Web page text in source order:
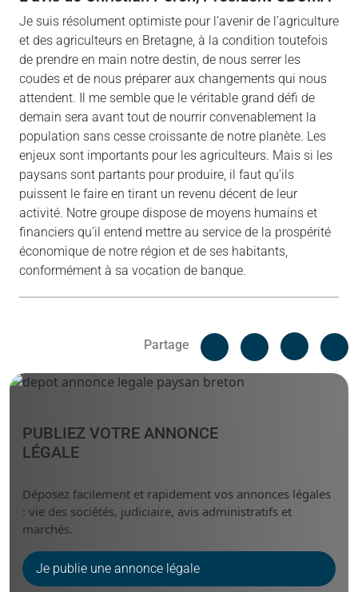
Je suis résolument optimiste pour l’avenir de l’agriculture
et des agriculteurs en Bretagne, à la condition toutefois
de prendre en main notre destin, de nous serrer les
coudes et de nous préparer aux changements qui nous
attendent. Il me semble que le véritable grand défi de
demain sera avant tout de nourrir convenablement la
population sans cesse croissante de notre planète. Les
enjeux sont importants pour les agriculteurs. Mais si les
paysans sont partants pour produire, il faut qu’ils
puissent le faire en tirant un revenu décent de leur
activité. Notre groupe dispose de moyens humains et
financiers qu’il entend mettre au service de la prospérité
économique de notre région et de ses habitants,
conformément à sa vocation de banque.
Partage
Facebook
Linked
PUBLIEZ VOTRE ANNONCE
LÉGALE
Déposez facilement et rapidement vos annonces légales
: vie des sociétés, judiciaire, avis administratifs et
marchés.
Je publie une annonce légale